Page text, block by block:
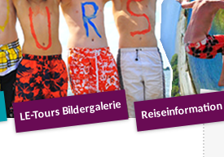
LE-Tours Bildergalerie Reiseinformation